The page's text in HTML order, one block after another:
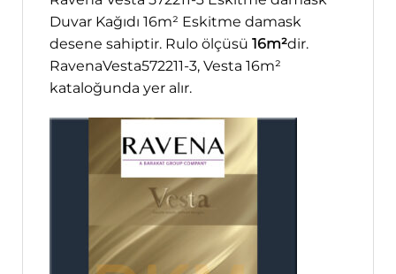
Duvar Kağıdı 16m² Eskitme damask
desene sahiptir. Rulo ölçüsü 16m²dir.
RavenaVesta572211-3, Vesta 16m²
kataloğunda yer alır.